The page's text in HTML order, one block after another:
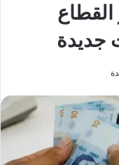
القطاع
جديدة